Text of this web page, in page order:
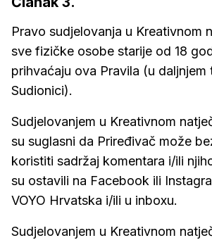
Pravo sudjelovanja u Kreativnom
sve fizičke osobe starije od 18
prihvaćaju ova Pravila (u daljnjem
Sudionici).
Sudjelovanjem u Kreativnom
su suglasni da Priređivač može
koristiti sadržaj komentara i/ili
su ostavili na Facebook ili
VOYO Hrvatska i/ili u inboxu.
Sudjelovanjem u Kreativnom